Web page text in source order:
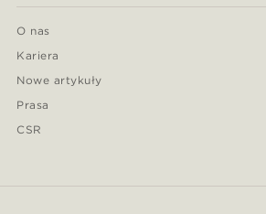
O nas
Kariera
Nowe artykuły
Prasa
CSR